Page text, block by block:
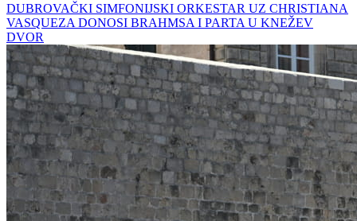
DUBROVAČKI SIMFONIJSKI ORKESTAR UZ CHRISTIANA
VASQUEZA DONOSI BRAHMSA I PARTA U KNEŽEV
DVOR